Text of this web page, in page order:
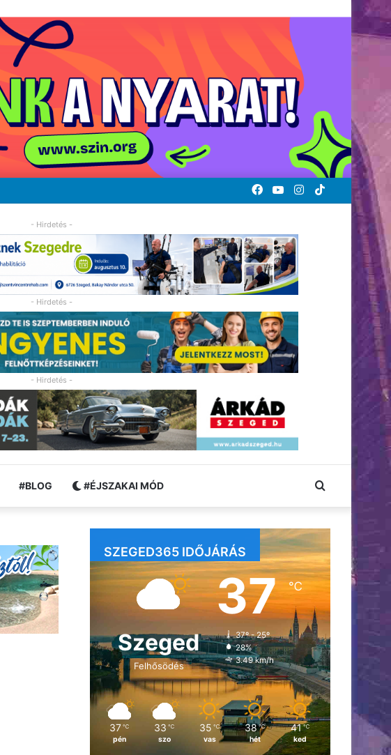
TikTok
Instagram
YouTube
Facebook
- Hirdetés -
- Hirdetés -
- Hirdetés -
#BLOG #ÉJSZAKAI MÓD Keresés:
SZEGED365 IDŐJÁRÁS
Szeged
Felhősödés
37℃
37º - 25º
28%
3.49 km/h
37 ℃
pén
33 ℃
szo
35 ℃
vas
38 ℃
hét
41 ℃
ked